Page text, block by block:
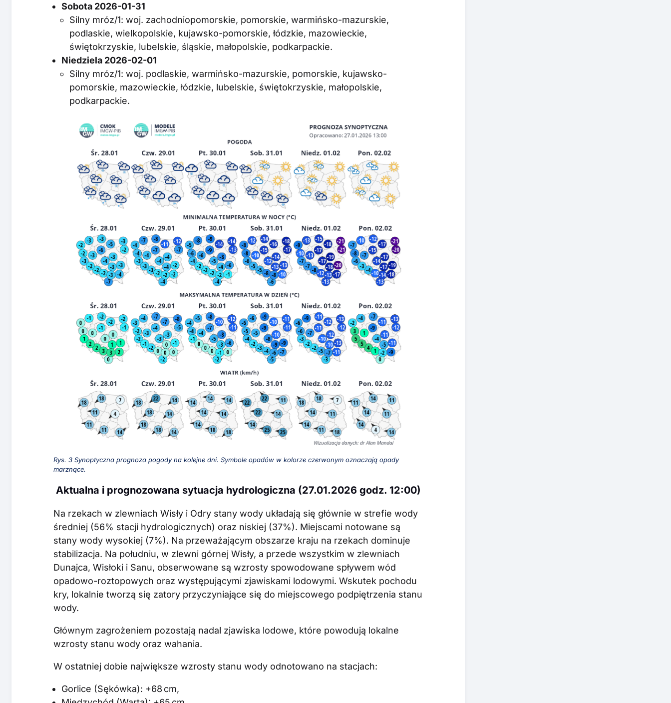
Sobota 2026-01-31
Silny mróz/1: woj. zachodniopomorskie, pomorskie, warmińsko-mazurskie,
podlaskie, wielkopolskie, kujawsko-pomorskie, łódzkie, mazowieckie,
świętokrzyskie, lubelskie, śląskie, małopolskie, podkarpackie.
Niedziela 2026-02-01
Silny mróz/1: woj. podlaskie, warmińsko-mazurskie, pomorskie, kujawsko-
pomorskie, mazowieckie, łódzkie, lubelskie, świętokrzyskie, małopolskie,
podkarpackie.
Rys. 3 Synoptyczna prognoza pogody na kolejne dni. Symbole opadów w kolorze czerwonym oznaczają opady
marznące.
Aktualna i prognozowana sytuacja hydrologiczna (27.01.2026 godz. 12:00)
Na rzekach w zlewniach Wisły i Odry stany wody układają się głównie w strefie wody
średniej (56% stacji hydrologicznych) oraz niskiej (37%). Miejscami notowane są
stany wody wysokiej (7%). Na przeważającym obszarze kraju na rzekach dominuje
stabilizacja. Na południu, w zlewni górnej Wisły, a przede wszystkim w zlewniach
Dunajca, Wisłoki i Sanu, obserwowane są wzrosty spowodowane spływem wód
opadowo-roztopowych oraz występującymi zjawiskami lodowymi. Wskutek pochodu
kry, lokalnie tworzą się zatory przyczyniające się do miejscowego podpiętrzenia stanu
wody.
Głównym zagrożeniem pozostają nadal zjawiska lodowe, które powodują lokalne
wzrosty stanu wody oraz wahania.
W ostatniej dobie największe wzrosty stanu wody odnotowano na stacjach:
Gorlice (Sękówka): +68 cm,